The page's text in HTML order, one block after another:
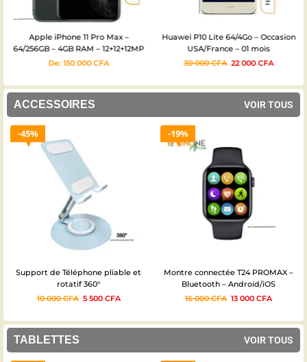
Apple iPhone 11 Pro Max –
64/256GB – 4GB RAM – 12+12+12MP
– 3969mAh – 03mois
De: 150 000CFA
Huawei P10 Lite 64/4Go – Occasion
USA/France – 01 mois
30 000CFA 22 000CFA
ACCESSOIRES VOIR TOUS
19%
Montre connectée T24 PROMAX –
Bluetooth – Android/iOS
16 000CFA 13 000CFA
24%
Power Bank Depin 20000mAh 12w
– 03mois
17 000CFA 13 000 CFA
TABLETTES VOIR TOUS